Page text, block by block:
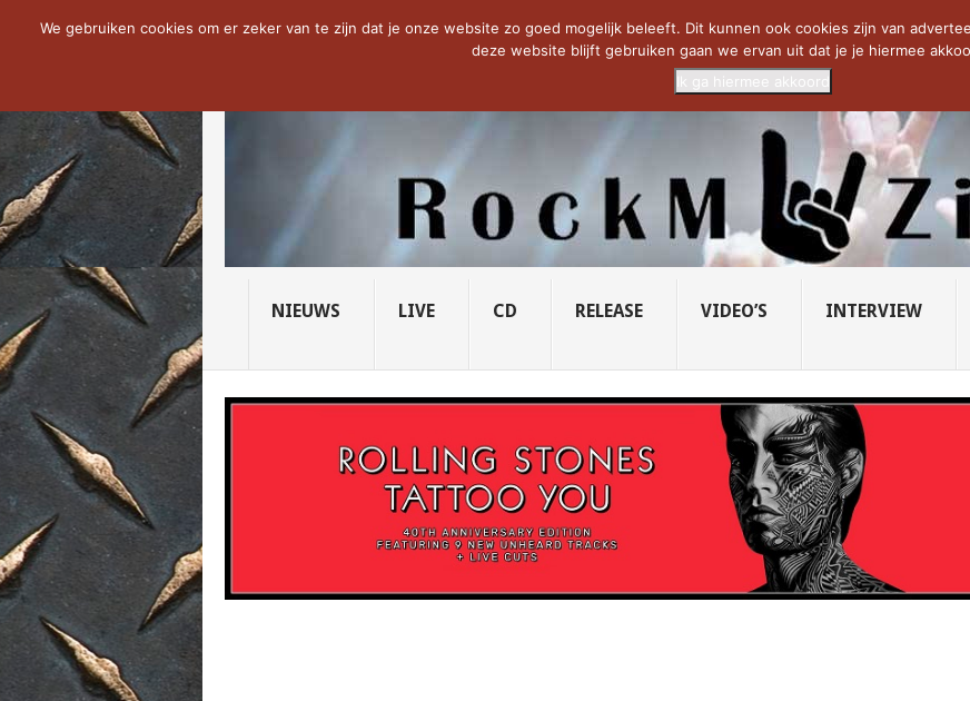
NOW TRENDING: THE VICIOUS HEAD SOCIETY... PRIDE OF LIONS – U... SAVATAGE KOMT TERUG IN 0...
NIEUWS LIVE CD RELEASE VIDEO’S INTERVIEW
We gebruiken cookies om er zeker van te zijn dat je onze website zo goed mogelijk beleeft. Dit kunnen ook cookies zijn van
deze website blijft gebruiken gaan we ervan uit dat je je hiermee
Ik ga hiermee akkoord